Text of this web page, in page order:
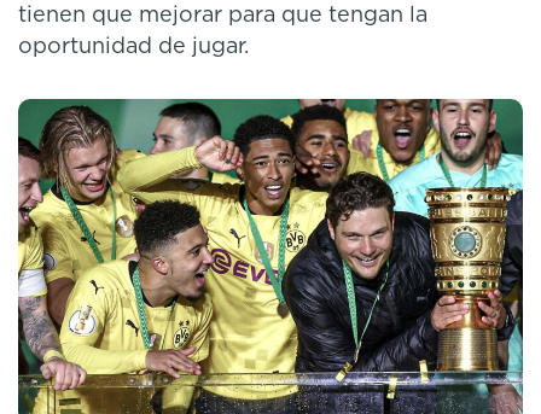
tienen que mejorar para que tengan la
oportunidad de jugar.